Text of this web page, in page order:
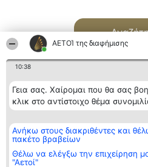
ΑΕΤΟΊ της διαφήμισης
10:38
Γεια σας. Χαίρομαι που θα σας
κλικ στο αντίστοιχο θέμα
Ανήκω στους διακριθέντες και
πακέτο βραβείων
Θέλω να ελέγξω την επιχείρηση
"Αετοί"
Διοργανωτής της
κατάταξης
BEAUTIFUL COMPANY
ΤΗΛ. ΕΠΙΚΟΙΝΩΝΙΑΣ:
των